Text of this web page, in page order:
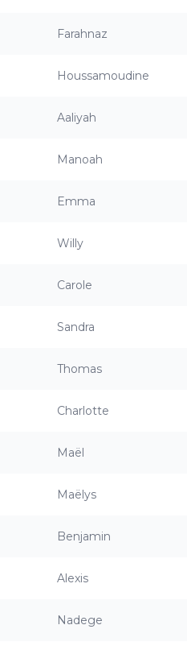
Farahnaz
Houssamoudine
Aaliyah
Manoah
Emma
Willy
Carole
Sandra
Thomas
Charlotte
Maël
Maëlys
Benjamin
Alexis
Nadege